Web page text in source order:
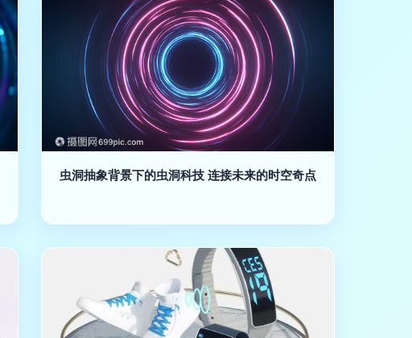
虫洞抽象背景下的虫洞科技 连接未来的时空奇点